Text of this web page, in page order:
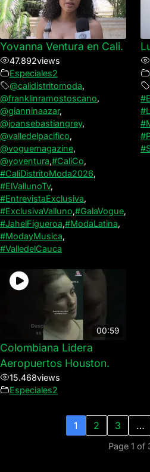
Yovanna Ventura en Cali.
47.892views
Especiales2
@calidistritomoda,
@franklinramostoscano,
@gianninaazar,
@joansebastiangrey,
@valledelpacifico,
@voguemagazine,
@yoventura,#CaliCo,
#CaliDistritoModa2026,
#ElVallunoTv,
#EntrevistaExclusiva,
#ExclusivaValluno,#GalaVogue,
#JahelFigueroa,#ModaLatina,
#ModayMusica,
#ValledelCauca
00:59
Colombiana Lidera
Aeropuertos Houston.
15.468views
Especiales2
1 2 3 …
Page 1 of